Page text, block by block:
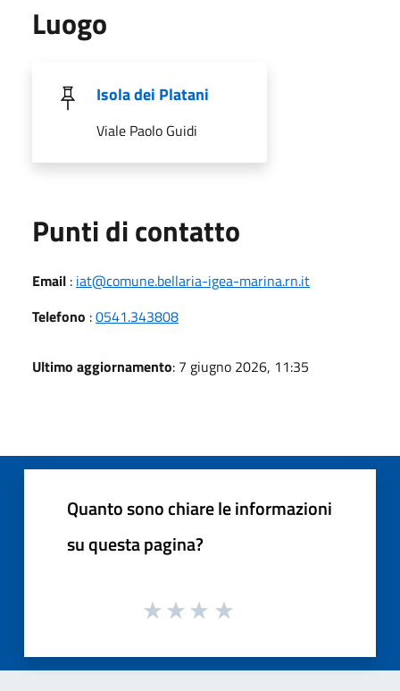
Luogo
Isola dei Platani
Viale Paolo Guidi
Punti di contatto
Email : iat@comune.bellaria-igea-marina.rn.it
Telefono :0541.343808
Ultimo aggiornamento: 7 giugno 2026, 11:35
Quanto sono chiare le informazioni
su questa pagina?